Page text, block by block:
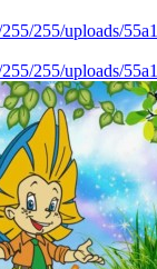
255/uploads/
255/uploads/